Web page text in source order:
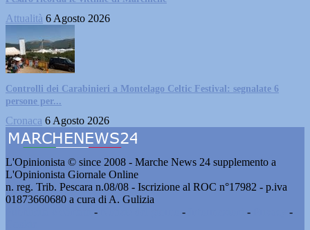
Attualità 6 Agosto 2026
Controlli dei Carabinieri a Montelago Celtic Festival: segnalate 6
persone per...
Cronaca 6 Agosto 2026
L'Opinionista © since 2008 - Marche News 24 supplemento a
L'Opinionista Giornale Online
n. reg. Trib. Pescara n.08/08 - Iscrizione al ROC n°17982 - p.iva
01873660680 a cura di A. Gulizia
- - -
-